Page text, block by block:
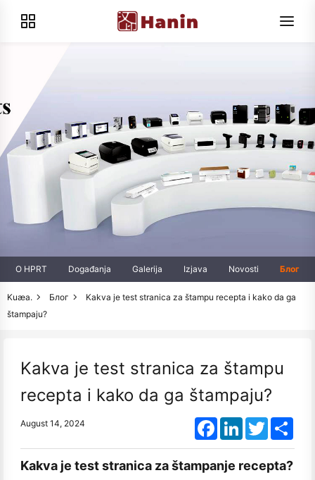
O HPRT Događanja Galerija Izjava Novosti Блог
Kuæa. Блог
Kakva je test stranica za štampu recepta i kako da ga
štampaju?
Kakva je test stranica za štampu
recepta i kako da ga štampaju?
August 14, 2024 FacebookLinkedInTwitter
Kakva je test stranica za štampanje recepta?